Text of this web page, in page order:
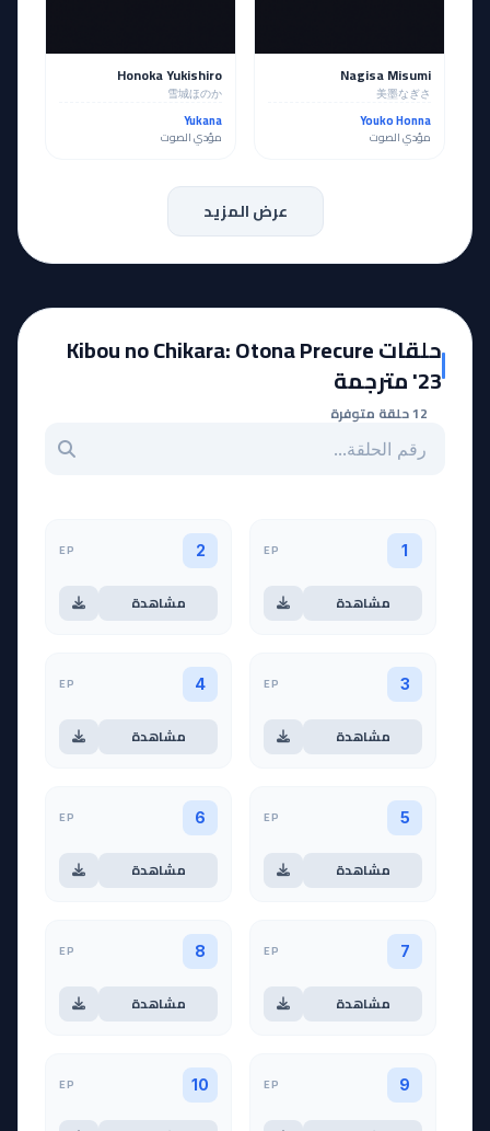
Nagisa Misumi
美墨なぎさ
Youko Honna
مؤدي الصوت
Honoka Yukishiro
雪城ほのか
Yukana
مؤدي الصوت
عرض المزيد
حلقات Kibou no Chikara: Otona Precure
'23 مترجمة
12 حلقة متوفرة
بحث عن حلقة بالرقم
1
EP
مشاهدة
2
EP
مشاهدة
3
EP
مشاهدة
4
EP
مشاهدة
5
EP
مشاهدة
6
EP
مشاهدة
7
EP
مشاهدة
8
EP
مشاهدة
9
EP
10
EP